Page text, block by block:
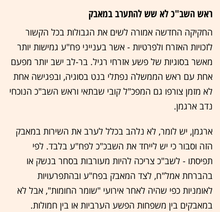
ראש השב"כ לא שש להתערב במאבק
החקיקה החדשה אמורה לשים את הגבולות בכל הקשור
לזכויות האזרח ולפרטיות - אשר בענייני פח"ע גמישות יותר
מאשר בסוגיות של פשע אזרחי רגיל. בר-לב ישב יותר מפעם
אחת עם ראש הממשלה נפתלי בנט בסוגיה, ובפגישה אחת
לא מזמן צורפו גם המפכ"ל קובי שבתאי וראש השב"כ הנוכחי
נדב ארגמן.
ארגמן, יש לומר, לא נלהב בכלל לערב את השירות במאבק
הזה וסבור כי יש לייחד את השבכ"כ לפח"ע בלבד. לפי
תפיסתו - לשב"כ צריכה להיות מעורבות בסחר בנשק או
בהברחת אמל"ח, לצד המאבק בפח"ע ובהתפרעויות
לאומניות כפי שהיה לאחר אירועי "שומר החומות", אבל לא
במאבקים בין משפחות הפשע הערביות או בין חמולות.